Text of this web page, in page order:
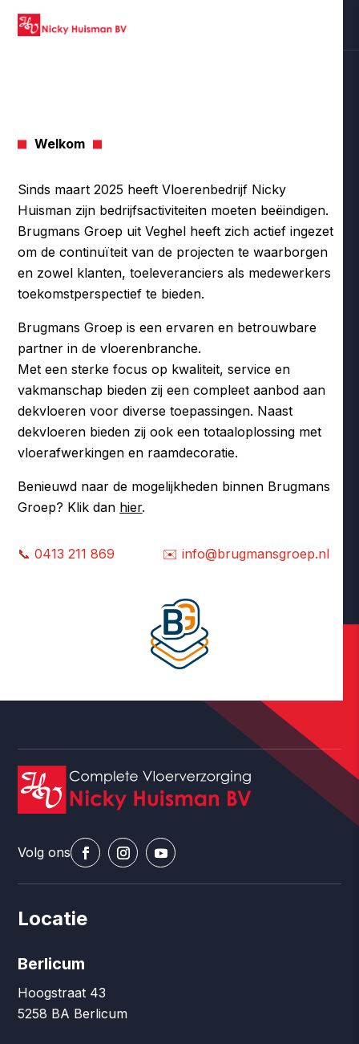
Welkom
Sinds maart 2025 heeft Vloerenbedrijf Nicky
Huisman zijn bedrijfsactiviteiten moeten beëindigen.
Brugmans Groep uit Veghel heeft zich actief ingezet
om de continuïteit van de projecten te waarborgen
en zowel klanten, toeleveranciers als medewerkers
toekomstperspectief te bieden.
Brugmans Groep is een ervaren en betrouwbare
partner in de vloerenbranche.
Met een sterke focus op kwaliteit, service en
vakmanschap bieden zij een compleet aanbod aan
dekvloeren voor diverse toepassingen. Naast
dekvloeren bieden zij ook een totaaloplossing met
vloerafwerkingen en raamdecoratie.
Benieuwd naar de mogelijkheden binnen Brugmans
Groep? Klik dan hier.
📞 0413 211 869 ✉️ info@brugmansgroep.nl
Volg ons
Locatie
Berlicum
Hoogstraat 43
5258 BA Berlicum